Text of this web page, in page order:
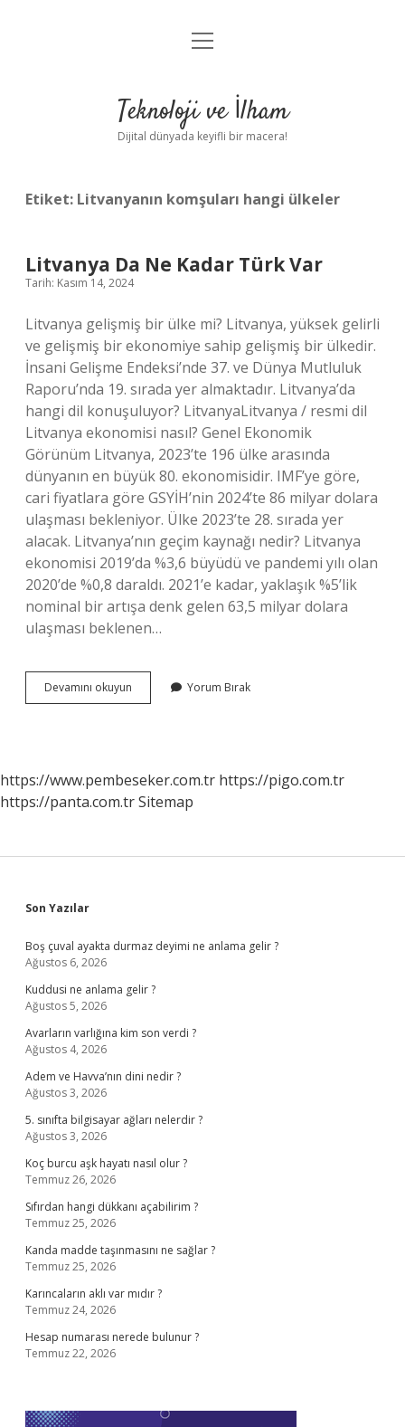
Anasayfa
Yasal Uyarı
menüyü
Teknoloji ve İlham
Dijital dünyada keyifli bir macera!
Etiket: Litvanyanın komşuları hangi ülkeler
Litvanya Da Ne Kadar Türk Var
Tarih: Kasım 14, 2024
Litvanya gelişmiş bir ülke mi? Litvanya, yüksek gelirli
ve gelişmiş bir ekonomiye sahip gelişmiş bir ülkedir.
İnsani Gelişme Endeksi’nde 37. ve Dünya Mutluluk
Raporu’nda 19. sırada yer almaktadır. Litvanya’da
hangi dil konuşuluyor? LitvanyaLitvanya / resmi dil
Litvanya ekonomisi nasıl? Genel Ekonomik
Görünüm Litvanya, 2023’te 196 ülke arasında
dünyanın en büyük 80. ekonomisidir. IMF’ye göre,
cari fiyatlara göre GSYİH’nin 2024’te 86 milyar dolara
ulaşması bekleniyor. Ülke 2023’te 28. sırada yer
alacak. Litvanya’nın geçim kaynağı nedir? Litvanya
ekonomisi 2019’da %3,6 büyüdü ve pandemi yılı olan
2020’de %0,8 daraldı. 2021’e kadar, yaklaşık %5’lik
nominal bir artışa denk gelen 63,5 milyar dolara
ulaşması beklenen…
Devamını okuyun Litvanya
Da
Yorum Bırak
https://www.pembeseker.com.tr https://pigo.com.tr
https://panta.com.trSitemap
Sidebar
Son Yazılar
Boş çuval ayakta durmaz deyimi ne anlama gelir ?
Ağustos 6, 2026
Kuddusi ne anlama gelir ?
Ağustos 5, 2026
Avarların varlığına kim son verdi ?
Ağustos 4, 2026
Adem ve Havva’nın dini nedir ?
Ağustos 3, 2026
5. sınıfta bilgisayar ağları nelerdir ?
Ağustos 3, 2026
Koç burcu aşk hayatı nasıl olur ?
Temmuz 26, 2026
Sıfırdan hangi dükkanı açabilirim ?
Temmuz 25, 2026
Kanda madde taşınmasını ne sağlar ?
Temmuz 25, 2026
Karıncaların aklı var mıdır ?
Temmuz 24, 2026
Hesap numarası nerede bulunur ?
Temmuz 22, 2026